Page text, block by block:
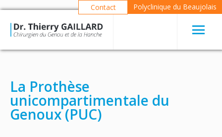
Polyclinique du Beaujolais
Contact
La Prothèse
unicompartimentale du
Genoux (PUC)